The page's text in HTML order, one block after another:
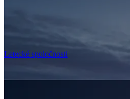
Letecké spoločnosti